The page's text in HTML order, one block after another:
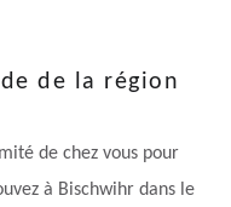
de la région
de chez vous pour
à Bischwihr dans le